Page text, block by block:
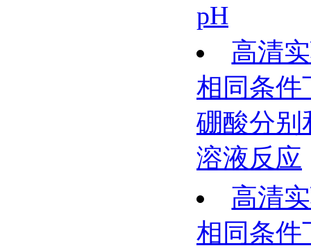
pH
高清
相同条件
硼酸分别
溶液反应
高清
相同条件